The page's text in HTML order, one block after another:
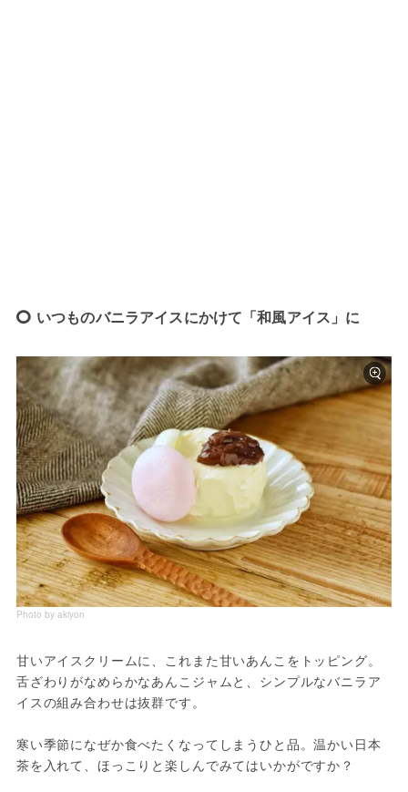
いつものバニラアイスにかけて「和風アイス」に
Photo by akiyon
甘いアイスクリームに、これまた甘いあんこをトッピング。
舌ざわりがなめらかなあんこジャムと、シンプルなバニラア
イスの組み合わせは抜群です。
寒い季節になぜか食べたくなってしまうひと品。温かい日本
茶を入れて、ほっこりと楽しんでみてはいかがですか？